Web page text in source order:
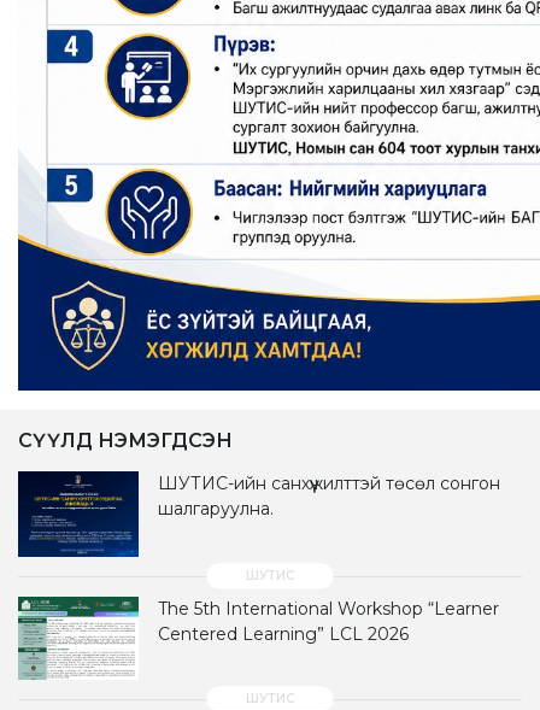
СҮҮЛД НЭМЭГДСЭН
ШУТИС-ийн санхүүжилттэй төсөл сонгон
шалгаруулна.
The 5th International Workshop “Learner
Centered Learning” LCL 2026